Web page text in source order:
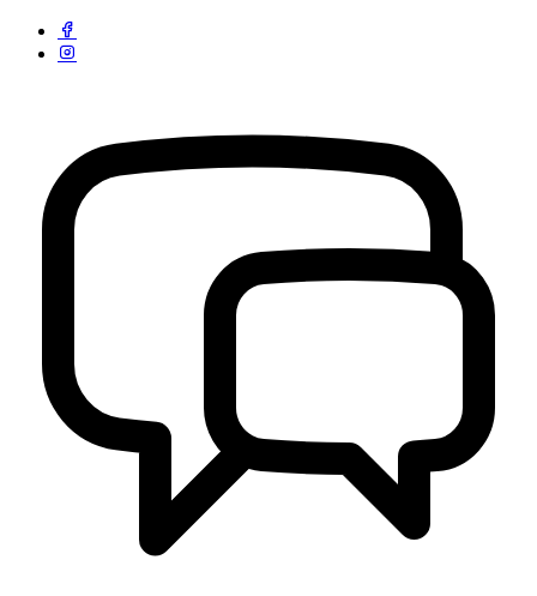
04 April 2020
Penetapan Pengurus Forum Kesehatan Desa (FKD) Desa Kertayasa
25 Mei 2022
Penetapan Pengurus Forum Kesehatan Desa (FKD) Desa Kertayasa
DESA KERTAYASA KEMBALI LUNAS PBB 100% TAHUN
17 Agustus 2023